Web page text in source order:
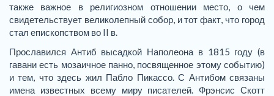
также важное в религиозном отношении место, о чем
свидетельствует великолепный собор, и тот факт, что город
стал епископством во II в.
Прославился Антиб высадкой Наполеона в 1815 году (в
гавани есть мозаичное панно, посвященное этому событию)
и тем, что здесь жил Пабло Пикассо. С Антибом связаны
имена известных всему миру писателей. Фрэнсис Скотт